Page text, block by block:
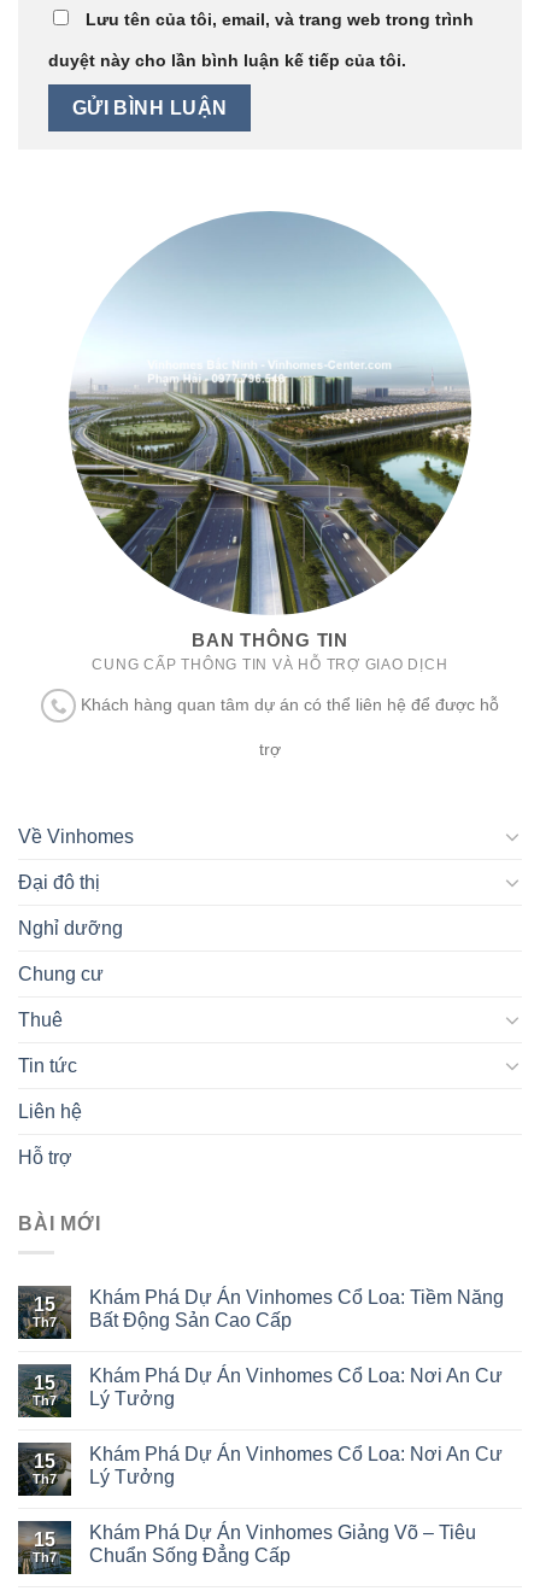
Lưu tên của tôi, email, và trang web trong trình
duyệt này cho lần bình luận kế tiếp của tôi.
BAN THÔNG TIN
CUNG CẤP THÔNG TIN VÀ HỖ TRỢ GIAO DỊCH
Khách hàng quan tâm dự án có thể liên hệ để được hỗ
trợ
Về Vinhomes
Đại đô thị
Nghỉ dưỡng
Chung cư
Thuê
Tin tức
Liên hệ
Hỗ trợ
BÀI MỚI
15
Th7
Khám Phá Dự Án Vinhomes Cổ Loa: Tiềm Năng
Bất Động Sản Cao Cấp
15
Th7
Khám Phá Dự Án Vinhomes Cổ Loa: Nơi An Cư
Lý Tưởng
15
Th7
Khám Phá Dự Án Vinhomes Cổ Loa: Nơi An Cư
Lý Tưởng
15
Th7
Khám Phá Dự Án Vinhomes Giảng Võ – Tiêu
Chuẩn Sống Đẳng Cấp